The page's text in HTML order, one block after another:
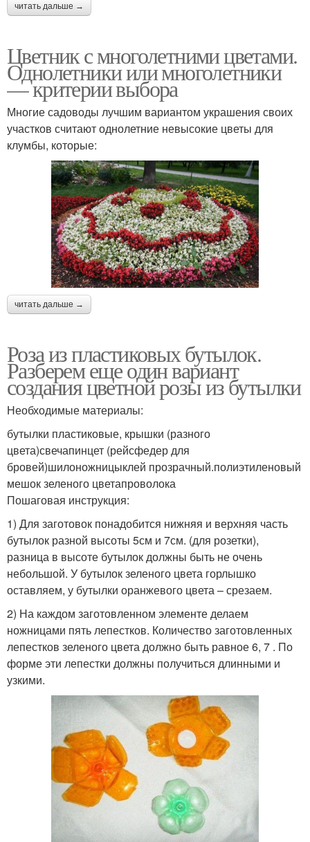
читать дальше →
Цветник с многолетними цветами.
Однолетники или многолетники
— критерии выбора
Многие садоводы лучшим вариантом украшения своих
участков считают однолетние невысокие цветы для
клумбы, которые:
читать дальше →
Роза из пластиковых бутылок.
Разберем еще один вариант
создания цветной розы из бутылки
Необходимые материалы:
бутылки пластиковые, крышки (разного
цвета)свечапинцет (рейсфедер для
бровей)шилоножницыклей прозрачный.полиэтиленовый
мешок зеленого цветапроволока
Пошаговая инструкция:
1) Для заготовок понадобится нижняя и верхняя часть
бутылок разной высоты 5см и 7см. (для розетки),
разница в высоте бутылок должны быть не очень
небольшой. У бутылок зеленого цвета горлышко
оставляем, у бутылки оранжевого цвета – срезаем.
2) На каждом заготовленном элементе делаем
ножницами пять лепестков. Количество заготовленных
лепестков зеленого цвета должно быть равное 6, 7 . По
форме эти лепестки должны получиться длинными и
узкими.